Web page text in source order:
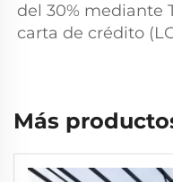
del 30% mediante
carta de crédito
Más